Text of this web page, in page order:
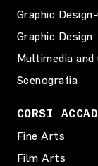
Graphic
Graphic Design
Multimedia
Scenografia
CORSI
Fine Arts
Film Arts